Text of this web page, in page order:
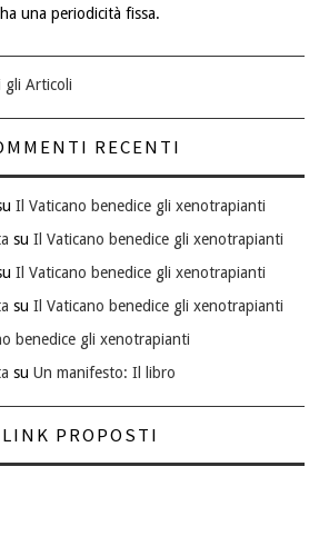
una periodicità fissa.
gli Articoli
RECENTI
Il Vaticano benedice gli xenotrapianti
suIl Vaticano benedice gli xenotrapianti
Il Vaticano benedice gli xenotrapianti
suIl Vaticano benedice gli xenotrapianti
benedice gli xenotrapianti
suUn manifesto: Il libro
LINK PROPOSTI